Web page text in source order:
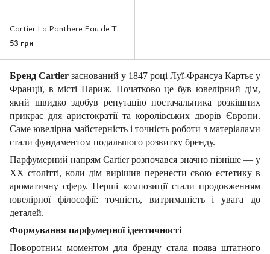
Cartier La Panthere Eau de Toilette, Франція, 1 мл
53 грн
Бренд Cartier заснований у 1847 році Луї-Франсуа Картьє у
Франції, в місті Париж. Початково це був ювелірний дім,
який швидко здобув репутацію постачальника розкішних
прикрас для аристократії та королівських дворів Європи.
Саме ювелірна майстерність і точність роботи з матеріалами
стали фундаментом подальшого розвитку бренду.
Парфумерний напрям Cartier розпочався значно пізніше — у
ХХ столітті, коли дім вирішив перенести свою естетику в
ароматичну сферу. Перші композиції стали продовженням
ювелірної філософії: точність, витриманість і увага до
деталей.
Формування парфумерної ідентичності
Поворотним моментом для бренду стала поява штатного